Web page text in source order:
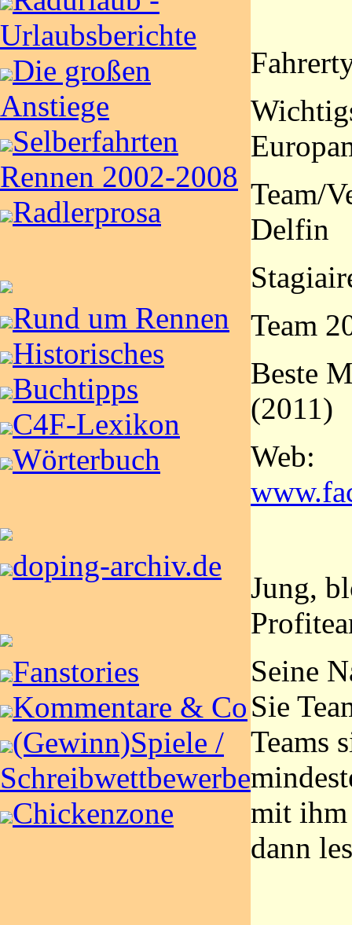
Urlaubsberichte
Die großen
Anstiege
Selberfahrten
Rennen 2002-2008
Radlerprosa
Rund um Rennen
Historisches
Buchtipps
C4F-Lexikon
Wörterbuch
doping-archiv.de
Fanstories
Kommentare & Co
(Gewinn)Spiele /
Schreibwettbewerbe
Chickenzone
Team/
Delfin
Team
Beste
(2011)
Web:
Jung,
Seine
Sie
Teams
mit
dann